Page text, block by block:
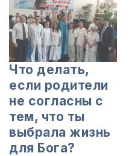
Что делать,
если родители
не согласны с
тем, что ты
выбрала жизнь
для Бога?